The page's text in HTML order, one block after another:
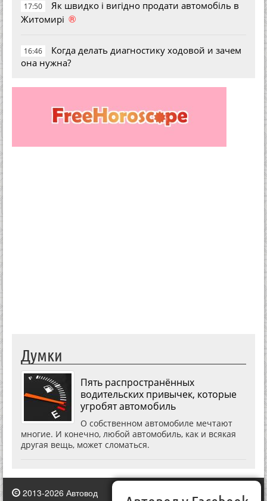
17:50
Як швидко і вигідно продати автомобіль в
Житомирі ®
16:46
Когда делать диагностику ходовой и зачем
она нужна?
Думки
Пять распространённых
водительских привычек, которые
угробят автомобиль
О собственном автомобиле мечтают
многие. И конечно, любой автомобиль, как и всякая
другая вещь, может сломаться.
2013-2026 Автовод